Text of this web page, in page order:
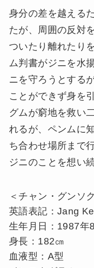
身分の差を越える
たが、周囲の反対
ついたり離れたり
ム判書がジニを水
ニを守ろうとする
ことができず身を
グムが窮地を救い
れるが、ペンムに
ち合わせ場所まで
ジニのことを想い
＜チャン・グンソ
英語表記：Jang
生年月日：1987年
身長：182㎝
血液型：A型